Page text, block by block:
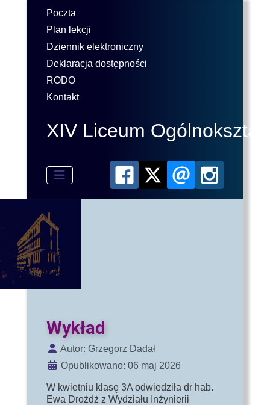
Poczta
Plan lekcji
Dziennik elektroniczny
Deklaracja dostępności
RODO
Kontakt
XIV Liceum
Wykład
Szczegóły
Autor: Grzegorz Dadał
Opublikowano: 06 maj 2026
W kwietniu klasę 3A odwiedziła dr hab.
Ewa Drożdż z Wydziału Inżynierii